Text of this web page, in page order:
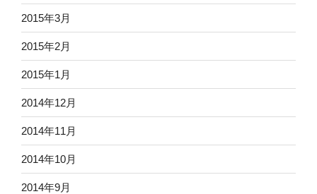
2015年3月
2015年2月
2015年1月
2014年12月
2014年11月
2014年10月
2014年9月